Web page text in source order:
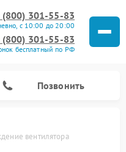
(800) 301-55-83
с 10:00 до 20:00
(800) 301-55-83
бесплатный по РФ
Позвонить
вентилятора